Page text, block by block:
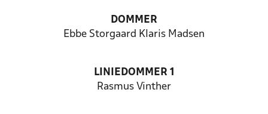
DOMMER
Ebbe Storgaard Klaris Madsen
LINIEDOMMER 1
Rasmus Vinther